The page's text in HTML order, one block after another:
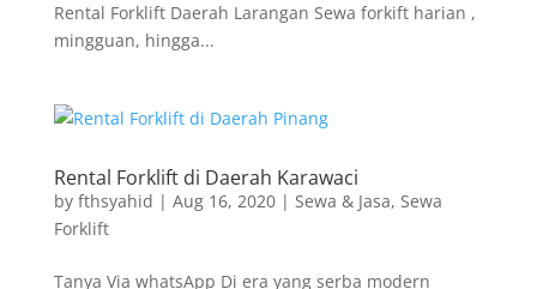
Rental Forklift Daerah Larangan Sewa forkift harian ,
mingguan, hingga...
Rental Forklift di Daerah Karawaci
by fthsyahid | Aug 16, 2020| Sewa & Jasa, Sewa
Forklift
Tanya Via whatsApp Di era yang serba modern